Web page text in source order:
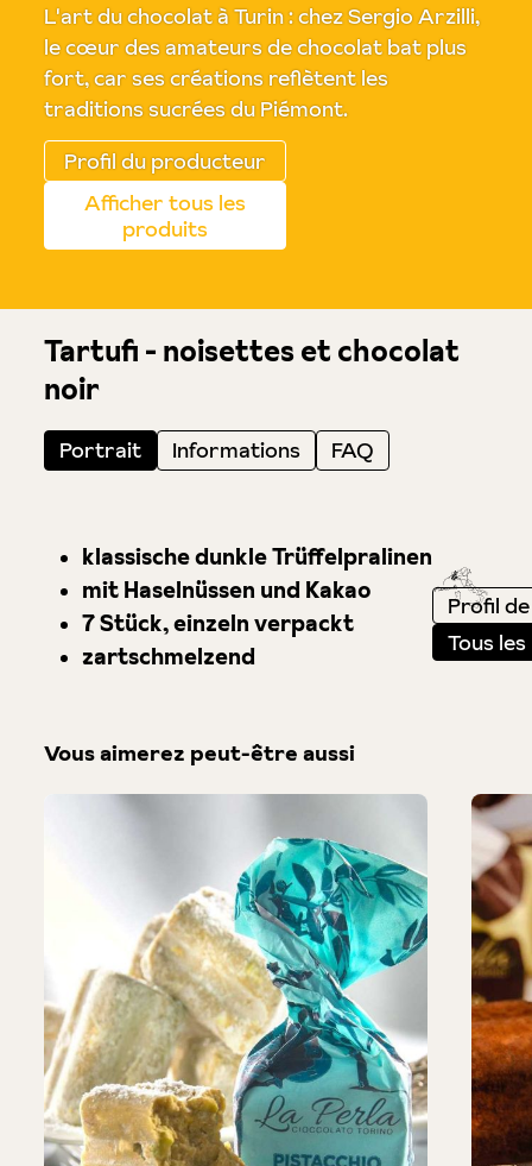
L'art du chocolat à Turin : chez Sergio Arzilli,
le cœur des amateurs de chocolat bat plus
fort, car ses créations reflètent les
traditions sucrées du Piémont.
Profil du producteur
Afficher tous les
produits
Tartufi - noisettes et chocolat
noir
Portrait Informations FAQ
klassische dunkle Trüffelpralinen
mit Haselnüssen und Kakao
7 Stück, einzeln verpackt
zartschmelzend
Profil
Tous
Vous aimerez peut-être aussi
Produktgalerie überspringen